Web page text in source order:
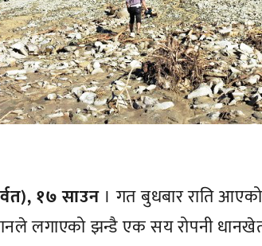
१७ साउन। गत बुधबार राति
लगाएको झन्डै एक सय रोपनी